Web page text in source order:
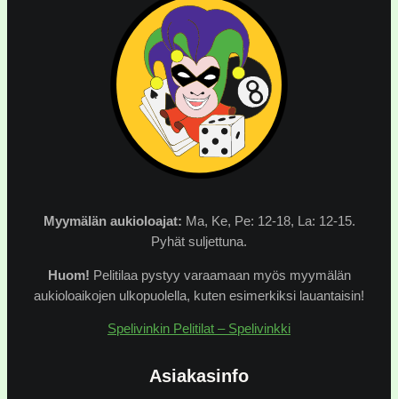
Myymälän aukioloajat: Ma, Ke, Pe: 12-18, La: 12-15.
Pyhät suljettuna.
Huom! Pelitilaa pystyy varaamaan myös myymälän
aukioloaikojen ulkopuolella, kuten esimerkiksi lauantaisin!
Spelivinkin Pelitilat – Spelivinkki
Asiakasinfo